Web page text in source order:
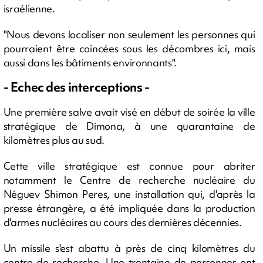
israélienne.
"Nous devons localiser non seulement les personnes qui
pourraient être coincées sous les décombres ici, mais
aussi dans les bâtiments environnants".
- Echec des interceptions -
Une première salve avait visé en début de soirée la ville
stratégique de Dimona, à une quarantaine de
kilomètres plus au sud.
Cette ville stratégique est connue pour abriter
notamment le Centre de recherche nucléaire du
Néguev Shimon Peres, une installation qui, d'après la
presse étrangère, a été impliquée dans la production
d'armes nucléaires au cours des dernières décennies.
Un missile s'est abattu à près de cinq kilomètres du